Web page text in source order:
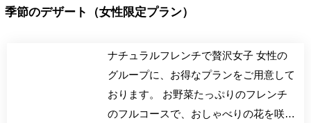
季節のデザート（女性限定プラン）
ナチュラルフレンチで贅沢女子 女性の
グループに、お得なプランをご用意して
おります。 お野菜たっぷりのフレンチ
のフルコースで、おしゃべりの花を咲か